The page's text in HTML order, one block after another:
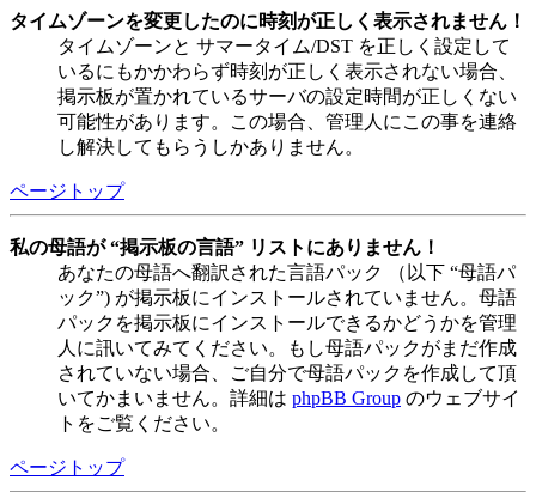
タイムゾーンを変更したのに時刻が正しく表示されません！
タイムゾーンと サマータイム/DST を正しく設定して
いるにもかかわらず時刻が正しく表示されない場合、
掲示板が置かれているサーバの設定時間が正しくない
可能性があります。この場合、管理人にこの事を連絡
し解決してもらうしかありません。
ページトップ
私の母語が “掲示板の言語” リストにありません！
あなたの母語へ翻訳された言語パック （以下 “母語パ
ック”) が掲示板にインストールされていません。母語
パックを掲示板にインストールできるかどうかを管理
人に訊いてみてください。もし母語パックがまだ作成
されていない場合、ご自分で母語パックを作成して頂
いてかまいません。詳細は phpBB Group のウェブサイ
トをご覧ください。
ページトップ